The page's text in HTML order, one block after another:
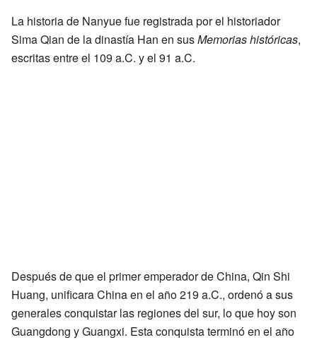
La historia de Nanyue fue registrada por el historiador
Sima Qian de la dinastía Han en susMemorias históricas,
escritas entre el 109 a.C. y el 91 a.C.
Después de que el primer emperador de China, Qin Shi
Huang, unificara China en el año 219 a.C., ordenó a sus
generales conquistar las regiones del sur, lo que hoy son
Guangdong y Guangxi. Esta conquista terminó en el año